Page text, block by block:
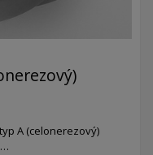
typ A (celonerezový)